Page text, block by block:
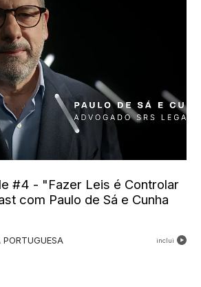
#4 - "Fazer Leis é Controlar
com Paulo de Sá e Cunha
inclui